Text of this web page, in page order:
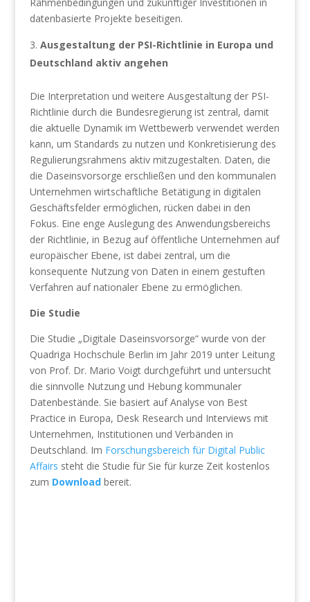
datenbasierte Projekte beseitigen.
Ausgestaltung der PSI-Richtlinie in Europa und
Deutschland aktiv angehen
Die Interpretation und weitere Ausgestaltung der PSI-
Richtlinie durch die Bundesregierung ist zentral, damit
die aktuelle Dynamik im Wettbewerb verwendet werden
kann, um Standards zu nutzen und Konkretisierung des
Regulierungsrahmens aktiv mitzugestalten. Daten, die
die Daseinsvorsorge erschließen und den kommunalen
Unternehmen wirtschaftliche Betätigung in digitalen
Geschäftsfelder ermöglichen, rücken dabei in den
Fokus. Eine enge Auslegung des Anwendungsbereichs
der Richtlinie, in Bezug auf öffentliche Unternehmen auf
europäischer Ebene, ist dabei zentral, um die
konsequente Nutzung von Daten in einem gestuften
Verfahren auf nationaler Ebene zu ermöglichen.
Die Studie
Die Studie „Digitale Daseinsvorsorge“ wurde von der
Quadriga Hochschule Berlin im Jahr 2019 unter Leitung
von Prof. Dr. Mario Voigt durchgeführt und untersucht
die sinnvolle Nutzung und Hebung kommunaler
Datenbestände. Sie basiert auf Analyse von Best
Practice in Europa, Desk Research und Interviews mit
Unternehmen, Institutionen und Verbänden in
Deutschland. Im Forschungsbereich für Digital Public
Affairs steht die Studie für Sie für kurze Zeit kostenlos
zum Downloadbereit.